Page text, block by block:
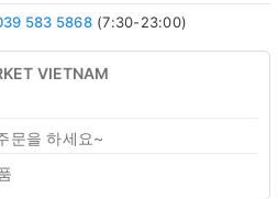
583 5868(7:30-23:00)
VIETNAM
문을 하세요~